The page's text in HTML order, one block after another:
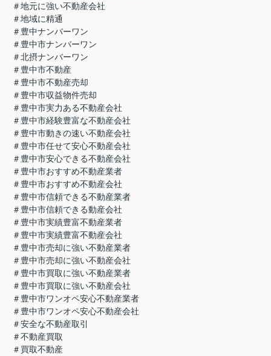
＃地元に強い不動産会社
＃地域に精通
＃豊中ナンバーワン
＃豊中市ナンバーワン
＃北摂ナンバーワン
＃豊中市不動産
＃豊中市不動産売却
＃豊中市収益物件売却
＃豊中市実力ある不動産会社
＃豊中市経験豊富な不動産会社
＃豊中市動きの速い不動産会社
＃豊中市任せて安心不動産会社
＃豊中市安心できる不動産会社
＃豊中市おすすめ不動産業者
＃豊中市おすすめ不動産会社
＃豊中市信頼できる不動産業者
＃豊中市信頼できる動産会社
＃豊中市実績豊富不動産業者
＃豊中市実績豊富不動産会社
＃豊中市売却に強い不動産業者
＃豊中市売却に強い不動産会社
＃豊中市買取に強い不動産業者
＃豊中市買取に強い不動産会社
＃豊中市ワンオペ安心不動産業者
＃豊中市ワンオペ安心不動産会社
＃安全な不動産取引
＃不動産買取
＃買取不動産